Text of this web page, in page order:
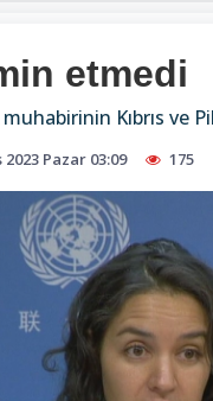
etmedi
Kıbrıs ve
2023 Pazar 03:09 175